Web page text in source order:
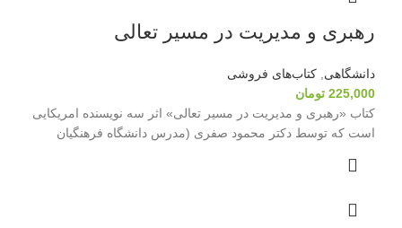
رهبری و مدیریت در مسیر تعالی
دانشگاهی, کتاب‌های فروشی
225,000 تومان
کتاب «رهبری و مدیریت در مسیر تعالی» اثر سه نویسنده امریکایی
است که توسط دکتر محمود صفری (مدرس دانشگاه فرهنگیان